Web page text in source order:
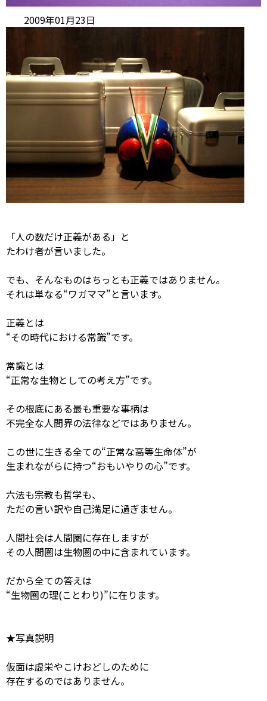
2009年01月23日
「人の数だけ正義がある」と
たわけ者が言いました。
でも、そんなものはちっとも正義ではありません。
それは単なる“ワガママ”と言います。
正義とは
“その時代における常識”です。
常識とは
“正常な生物としての考え方”です。
その根底にある最も重要な事柄は
不完全な人間界の法律などではありません。
この世に生きる全ての“正常な高等生命体”が
生まれながらに持つ“おもいやりの心”です。
六法も宗教も哲学も、
ただの言い訳や自己満足に過ぎません。
人間社会は人間圏に存在しますが
その人間圏は生物圏の中に含まれています。
だから全ての答えは
“生物圏の理(ことわり)”に在ります。
★写真説明
仮面は虚栄やこけおどしのために
存在するのではありません。